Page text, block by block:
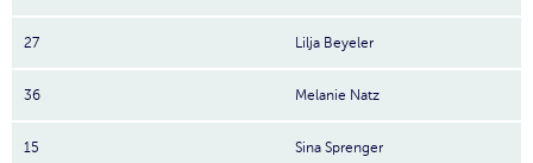
27 Lilja Beyeler
36 Melanie Natz
15 Sina Sprenger